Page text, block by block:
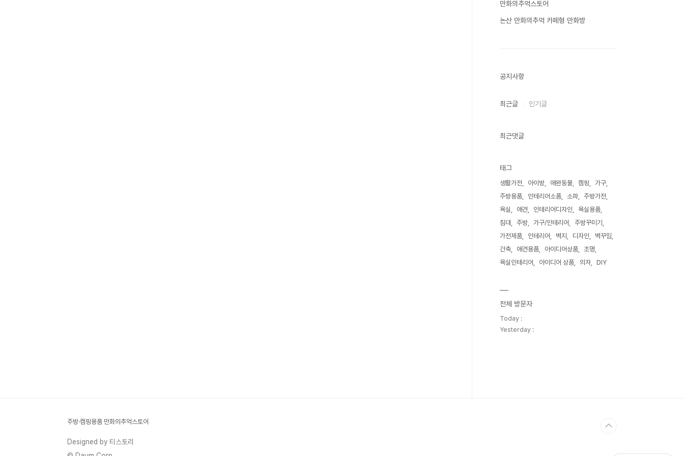
만화의추억스토어
논산 만화의추억 카페형 만화방
공지사항
최근글 인기글
최근댓글
태그
생활가전 아이방 애완동물 캠핑
가구
주방용품
인테리어소품 소파
주방가전
욕실
애견 인테리어디자인
욕실용품
침대
주방 가구/인테리어
주방꾸미기
가전제품
인테리어 벽지 디자인
벽꾸밈
건축
애견용품 아이디어상품
조명
욕실인테리어
아이디어 상품 의자 DIY
전체 방문자
Today :
Yesterday :
주방·캠핑용품 만화의추억스토어
Designed by 티스토리